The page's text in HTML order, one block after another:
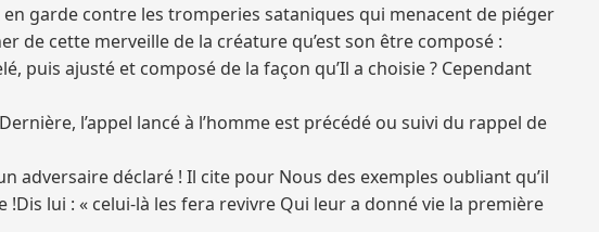
garde contre les tromperies sataniques qui menacent de piéger
de cette merveille de la créature qu’est son être composé :
puis ajusté et composé de la façon qu’Il a choisie ? Cependant
l’appel lancé à l’homme est précédé ou suivi du rappel de
adversaire déclaré ! Il cite pour Nous des exemples oubliant qu’il
lui : « celui-là les fera revivre Qui leur a donné vie la première